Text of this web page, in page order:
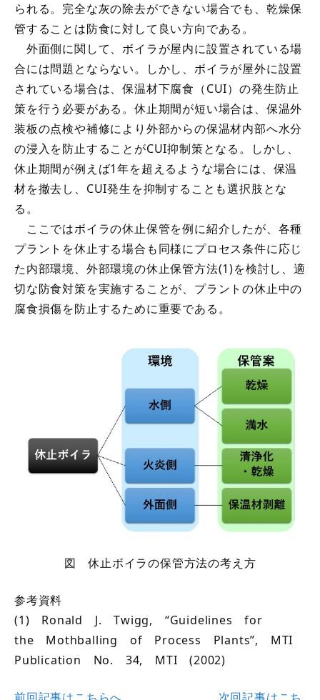
られる。完全な灰の除去ができない場合でも、乾燥保
管することは防食に対して良い方向である。
外面側に関して、ボイラが屋内に設置されている場
合には問題とならない。しかし、ボイラが屋外に設置
されている場合は、保温材下腐食（CUI）の発生防止
策を行う必要がある。休止期間が短い場合は、保温外
装板の点検や補修により外部からの保温材内部へ水分
の浸入を防止することがCUI抑制策となる。しかし、
休止期間が例えば1年を超えるような場合には、保温
材を撤去し、CUI発生を抑制することも選択肢とな
る。
ここではボイラの休止保管を例に紹介したが、各種
プラントを休止する場合も同様にプロセス条件に応じ
た内部環境、外部環境の休止保管方法(1)を検討し、適
切な防食対策を実施することが、プラントの休止中の
腐食損傷を防止するために重要である。
図 休止ボイラの保管方法の考え方
参考資料
(1) Ronald J. Twigg, “Guidelines for
the Mothballing of Process Plants”, MTI
Publication No. 34, MTI (2002)